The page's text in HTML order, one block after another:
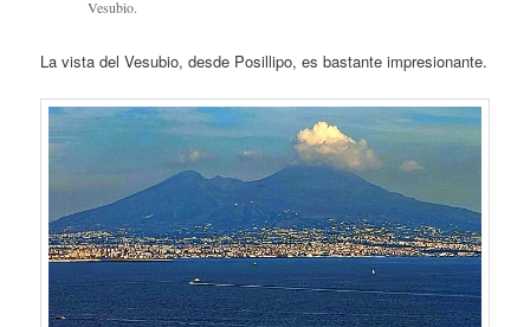
Vesubio.
La vista del Vesubio, desde Posillipo, es bastante impresionante.